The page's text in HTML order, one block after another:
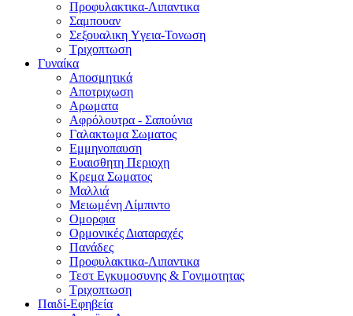
Προφυλακτικα-Λιπαντικα
Σαμπουαν
Σεξουαλικη Yγεια-Τονωση
Τριχοπτωση
Γυναίκα
Αποσμητικά
Αποτριχωση
Αρωματα
Αφρόλουτρα - Σαπούνια
Γαλακτωμα Σωματος
Εμμηνοπαυση
Ευαισθητη Περιοχη
Κρεμα Σωματος
Μαλλιά
Μειωμένη Λίμπιντο
Ομορφια
Ορμονικές Διαταραχές
Πανάδες
Προφυλακτικα-Λιπαντικα
Τεστ Εγκυμοσυνης & Γονιμοτητας
Τριχοπτωση
Παιδί-Εφηβεία